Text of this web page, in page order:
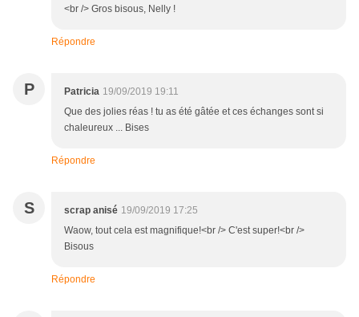
<br /> Gros bisous, Nelly !
Répondre
P Patricia 19/09/2019 19:11
Que des jolies réas ! tu as été gâtée et ces échanges sont si
chaleureux ... Bises
Répondre
S scrap anisé 19/09/2019 17:25
Waow, tout cela est magnifique!<br /> C'est super!<br />
Bisous
Répondre